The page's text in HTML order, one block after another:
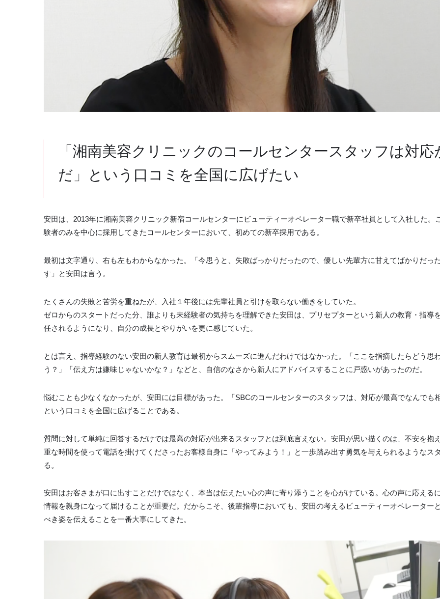
「湘南美容クリニックのコールセンタースタッフは対応
だ」という口コミを全国に広げたい
安田は、2013年に湘南美容クリニック新宿コールセンターにビューティーオペレーター職で新卒社員として入社した。
験者のみを中心に採用してきたコールセンターにおいて、初めての新卒採用である。
最初は文字通り、右も左もわからなかった。「今思うと、失敗ばっかりだったので、優しい先輩方に甘えてばかりだっ
す」と安田は言う。
たくさんの失敗と苦労を重ねたが、入社１年後には先輩社員と引けを取らない働きをしていた。
ゼロからのスタートだった分、誰よりも未経験者の気持ちを理解できた安田は、プリセプターという新人の教育・指導
任されるようになり、自分の成長とやりがいを更に感じていた。
とは言え、指導経験のない安田の新人教育は最初からスムーズに進んだわけではなかった。「ここを指摘したらどう思
う？」「伝え方は嫌味じゃないかな？」などと、自信のなさから新人にアドバイスすることに戸惑いがあったのだ。
悩むことも少なくなかったが、安田には目標があった。「SBCのコールセンターのスタッフは、対応が最高でなんでも
という口コミを全国に広げることである。
質問に対して単純に回答するだけでは最高の対応が出来るスタッフとは到底言えない。安田が思い描くのは、不安を抱
重な時間を使って電話を掛けてくださったお客様自身に「やってみよう！」と一歩踏み出す勇気を与えられるようなス
る。
安田はお客さまが口に出すことだけではなく、本当は伝えたい心の声に寄り添うことを心がけている。心の声に応える
情報を親身になって届けることが重要だ。だからこそ、後輩指導においても、安田の考えるビューティーオペレーター
べき姿を伝えることを一番大事にしてきた。